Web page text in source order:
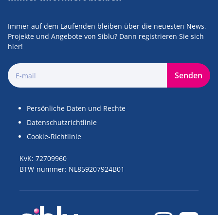
Immer auf dem Laufenden bleiben über die neuesten News,
Projekte und Angebote von Siblu? Dann registrieren Sie sich
hier!
Senden
KvK: 72709960
BTW-nummer: NL859207924B01
Persönliche Daten und Rechte
Datenschutzrichtlinie
Cookie-Richtlinie